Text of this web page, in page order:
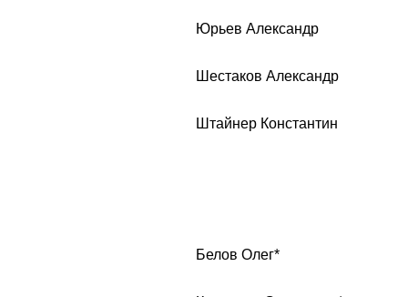
Юрьев Александр
Шестаков Александр
Штайнер Константин
Белов Олег*